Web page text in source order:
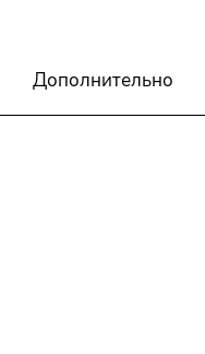
Дополнительно